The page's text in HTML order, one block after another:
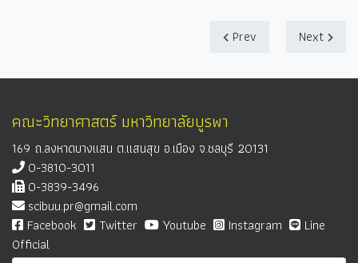
Prev Next
คณะวิทยาศาสตร์ มหาวิทยาลัยบูรพา
169 ถ.ลงหาดบางแสน ต.แสนสุข อ.เมือง จ.ชลบุรี 20131
0-3810-3011
0-3839-3496
scibuu.pr@gmail.com
Facebook
Twitter Youtube Instagram
Line
Official